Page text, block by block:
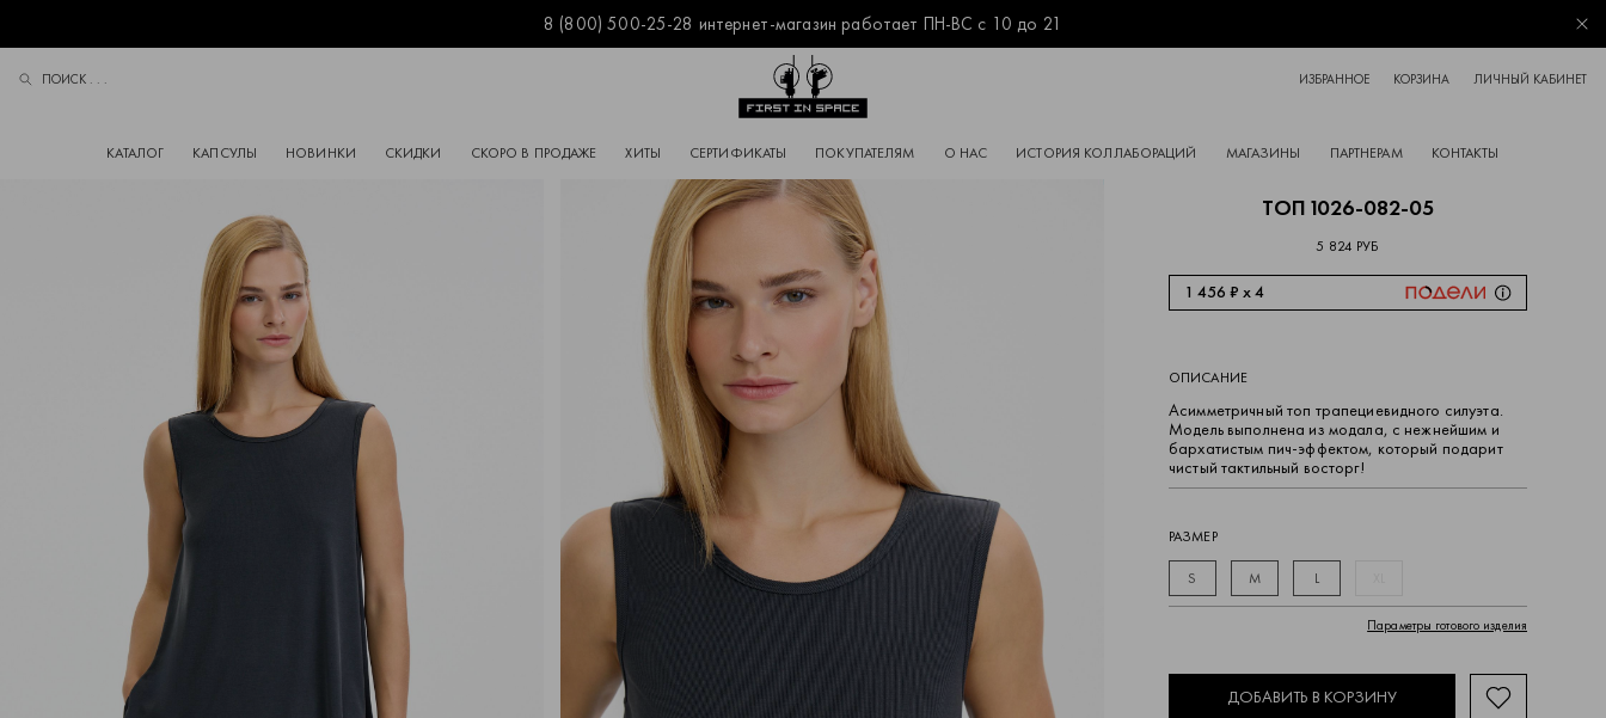
8 (800) 500-25-28 интернет-магазин работает ПН-ВС с 10 до 21
ПОИСК . . .
Перейти на главную
ИЗБРАННОЕ КОРЗИНА ЛИЧНЫЙ КАБИНЕТ
КАТАЛОГ КАПСУЛЫ НОВИНКИ СКИДКИ СКОРО В ПРОДАЖЕ ХИТЫ СЕРТИФИКАТЫ ПОКУПАТЕЛЯМ О НАС ИСТОРИЯ КОЛЛАБОРАЦИЙ МАГАЗИНЫ ПАРТНЕРАМ КОНТАКТЫ
ТОП 1026-082-05
5 824 РУБ
1 456 ₽ x 4
ОПИСАНИЕ
Асимметричный топ трапециевидного силуэта.
Модель выполнена из модала, с нежнейшим и
бархатистым пич-эффектом, который подарит
чистый тактильный восторг!
РАЗМЕР
S M L
Параметры готового изделия
ДОБАВИТЬ В КОРЗИНУ